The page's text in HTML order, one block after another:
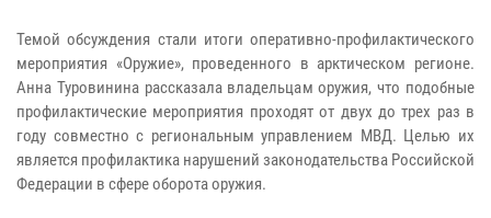
Темой обсуждения стали итоги оперативно-профилактического
мероприятия «Оружие», проведенного в арктическом регионе.
Анна Туровинина рассказала владельцам оружия, что подобные
профилактические мероприятия проходят от двух до трех раз в
году совместно с региональным управлением МВД. Целью их
является профилактика нарушений законодательства Российской
Федерации в сфере оборота оружия.